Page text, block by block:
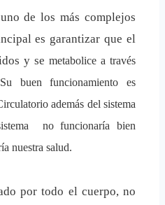
de los más complejos
es garantizar que el
y se metabolice a través
buen funcionamiento es
además del sistema
no funcionaría bien
nuestra salud.
por todo el cuerpo, no